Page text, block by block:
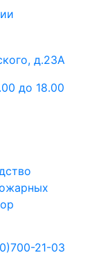
д.23А
до 18.00
21-03